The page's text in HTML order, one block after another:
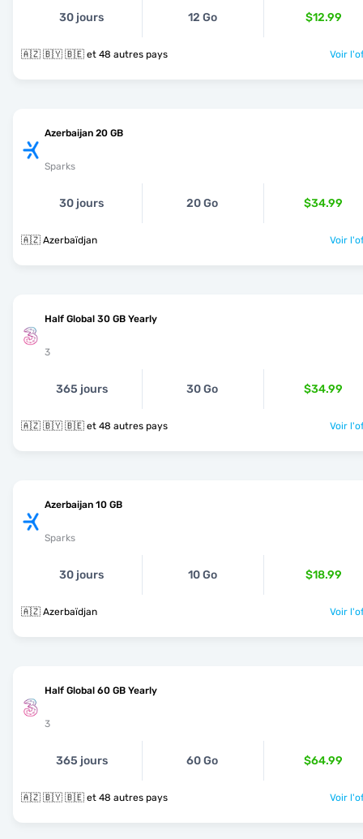
30 jours 12 Go $12.99
🇦🇿 🇧🇾 🇧🇪 et 48 autres pays Voir
Azerbaijan 20 GB
Sparks
30 jours 20 Go $34.99
🇦🇿 Azerbaïdjan Voir
Half Global 30 GB Yearly
3
365 jours 30 Go $34.99
🇦🇿 🇧🇾 🇧🇪 et 48 autres pays Voir
Azerbaijan 10 GB
Sparks
30 jours 10 Go $18.99
🇦🇿 Azerbaïdjan Voir
Half Global 60 GB Yearly
3
365 jours 60 Go $64.99
🇦🇿 🇧🇾 🇧🇪 et 48 autres pays Voir